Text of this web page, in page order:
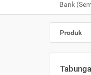
Bank
Produk